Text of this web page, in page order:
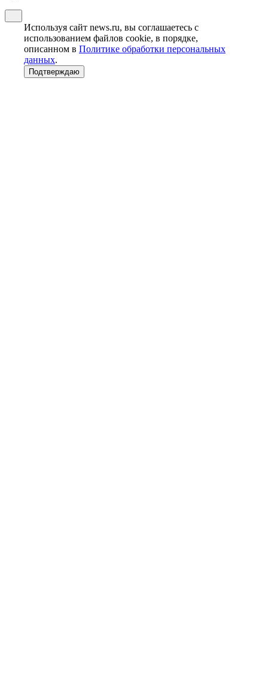
Используя сайт news.ru, вы соглашаетесь с
использованием файлов cookie, в порядке,
описанном в Политике обработки персональных
данных.
Подтверждаю